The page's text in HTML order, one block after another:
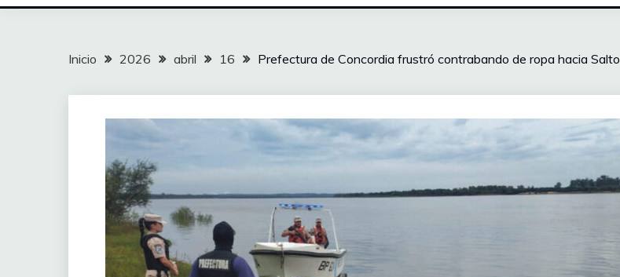
Inicio 2026 abril 16 Prefectura de Concordia frustró contrabando de ropa hacia Salto